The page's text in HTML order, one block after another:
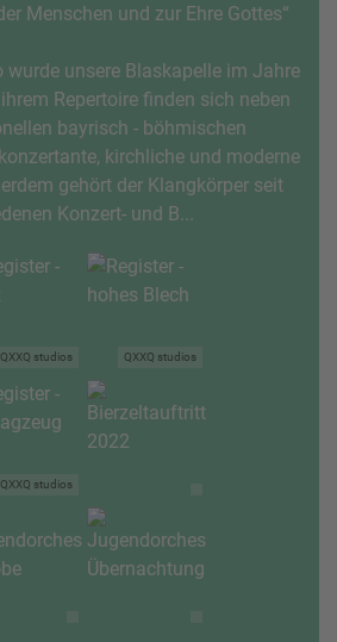
Menschen und zur Ehre Gottes“
wurde unsere Blaskapelle im Jahre
Repertoire finden sich neben
bayrisch - böhmischen
kirchliche und moderne
gehört der Klangkörper seit
Konzert- und B...
QXXQ studios QXXQ studios
QXXQ studios